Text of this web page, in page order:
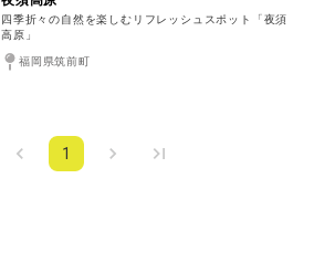
四季折々の自然を楽しむリフレッシュスポット「夜須
高原」
福岡県筑前町
1